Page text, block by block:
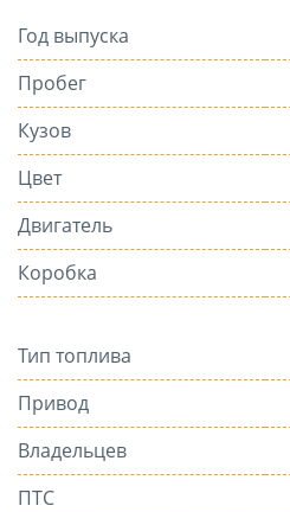
Год выпуска
Пробег
Кузов
Цвет
Двигатель
Коробка
Тип топлива
Привод
Владельцев
ПТС